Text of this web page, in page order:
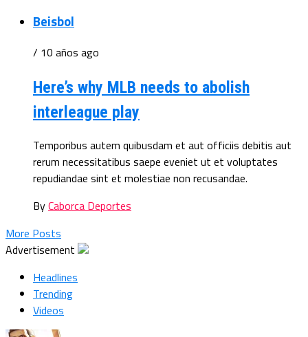
Beisbol
/ 10 años ago
Here’s why MLB needs to abolish
interleague play
Temporibus autem quibusdam et aut officiis debitis aut
rerum necessitatibus saepe eveniet ut et voluptates
repudiandae sint et molestiae non recusandae.
ByCaborca Deportes
More Posts
Advertisement
Headlines
Trending
Videos